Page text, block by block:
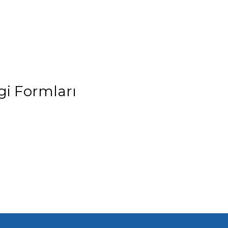
Formları